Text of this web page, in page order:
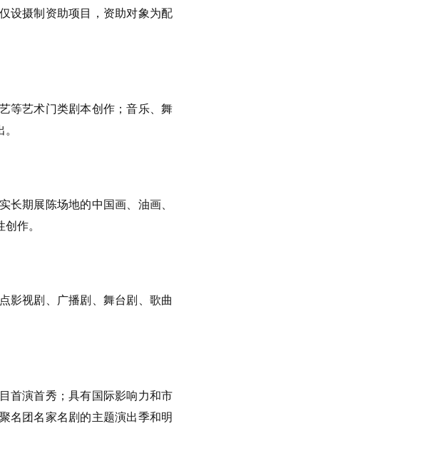
设摄制资助项目，资助对象为配
等艺术门类剧本创作；音乐、舞
期展陈场地的中国画、油画、
作。
影视剧、广播剧、舞台剧、歌曲
首演首秀；具有国际影响力和市
名团名家名剧的主题演出季和明